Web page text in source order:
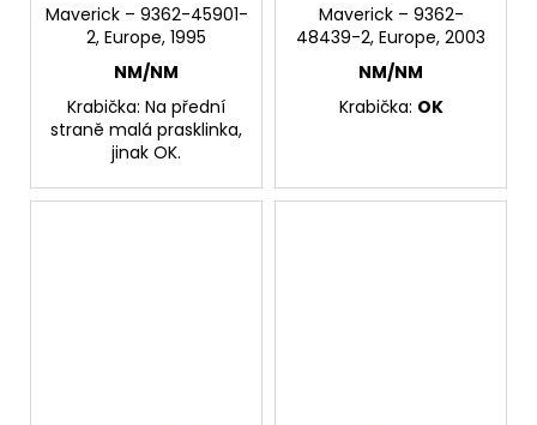
Maverick – 9362-45901-
2, Europe, 1995
NM/NM
Krabička: Na přední
straně malá prasklinka,
jinak OK.
Maverick – 9362-
48439-2, Europe, 2003
NM/NM
Krabička: OK